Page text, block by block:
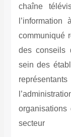
chaîne
communiqué
des conseils
sein des
secteur